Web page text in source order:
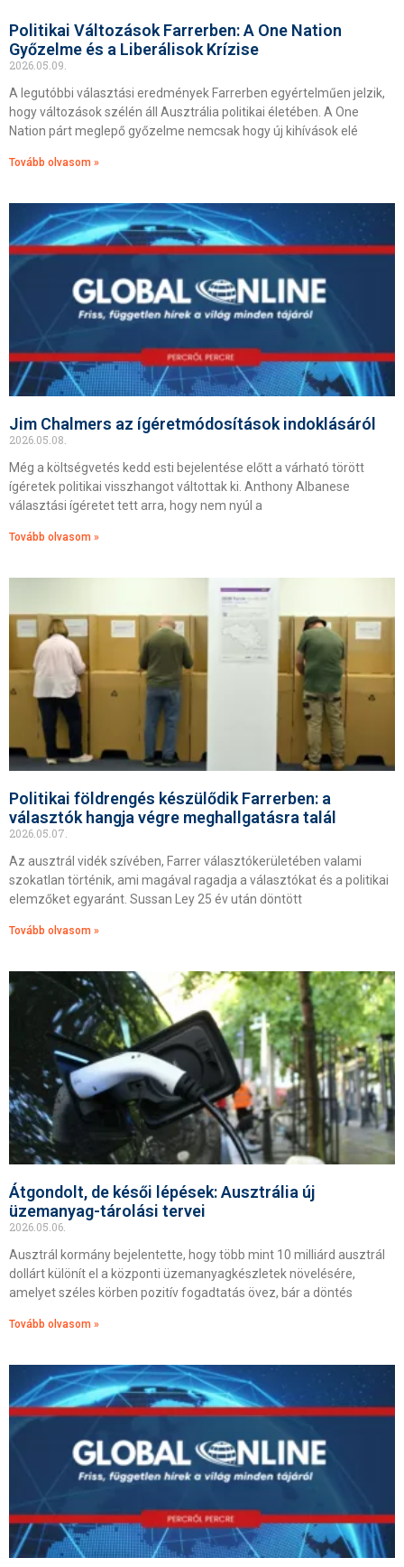
Politikai Változások Farrerben: A One Nation
Győzelme és a Liberálisok Krízise
2026.05.09.
A legutóbbi választási eredmények Farrerben egyértelműen jelzik,
hogy változások szélén áll Ausztrália politikai életében. A One
Nation párt meglepő győzelme nemcsak hogy új kihívások elé
Tovább olvasom »
Jim Chalmers az ígéretmódosítások indoklásáról
2026.05.08.
Még a költségvetés kedd esti bejelentése előtt a várható törött
ígéretek politikai visszhangot váltottak ki. Anthony Albanese
választási ígéretet tett arra, hogy nem nyúl a
Tovább olvasom »
Politikai földrengés készülődik Farrerben: a
választók hangja végre meghallgatásra talál
2026.05.07.
Az ausztrál vidék szívében, Farrer választókerületében valami
szokatlan történik, ami magával ragadja a választókat és a politikai
elemzőket egyaránt. Sussan Ley 25 év után döntött
Tovább olvasom »
Átgondolt, de késői lépések: Ausztrália új
üzemanyag-tárolási tervei
2026.05.06.
Ausztrál kormány bejelentette, hogy több mint 10 milliárd ausztrál
dollárt különít el a központi üzemanyagkészletek növelésére,
amelyet széles körben pozitív fogadtatás övez, bár a döntés
Tovább olvasom »